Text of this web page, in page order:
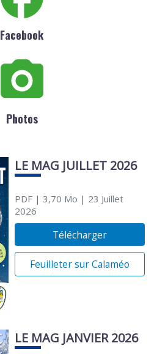
Facebook
Photos
LE MAG JUILLET 2026
PDF| 3,70 Mo | 23 Juillet
2026
Télécharger
Feuilleter sur Calaméo
LE MAG JANVIER 2026